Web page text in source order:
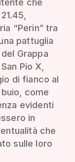
che
“Perin” tra
pattuglia
Grappa
Pio X,
di fianco al
come
evidenti
in
che
sulle loro